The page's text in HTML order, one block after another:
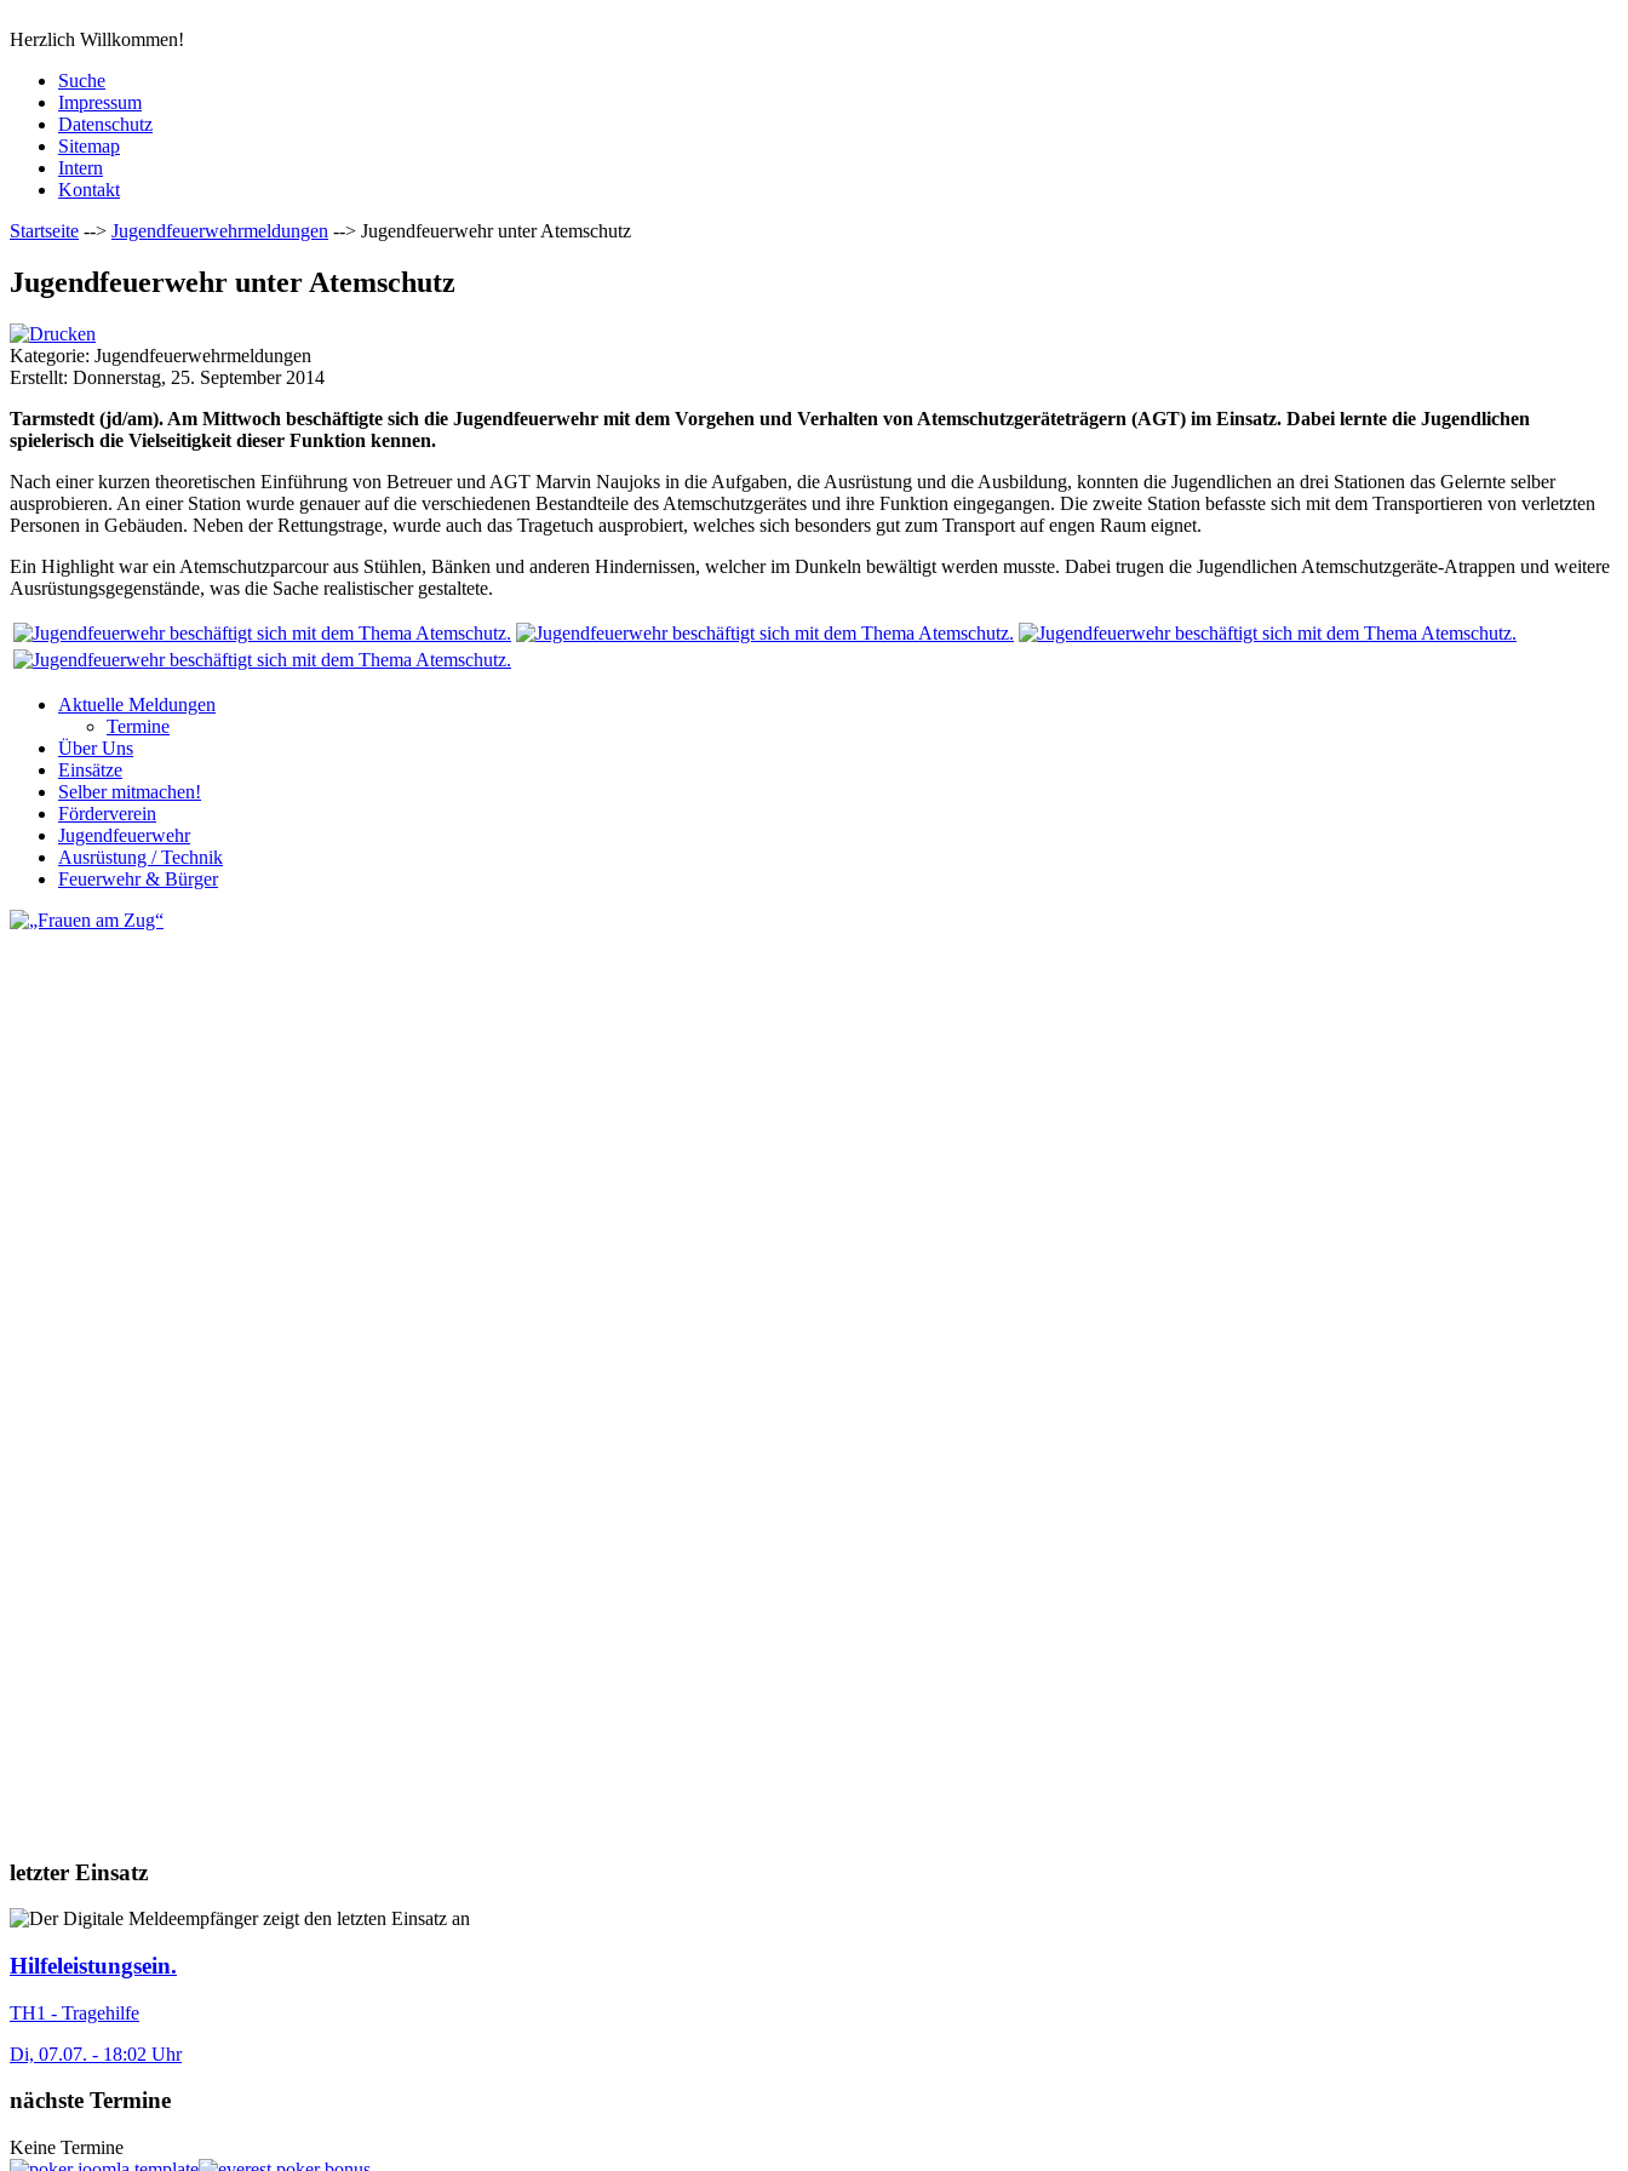
Herzlich Willkommen!
Suche
Impressum
Datenschutz
Sitemap
Intern
Kontakt
Startseite --> Jugendfeuerwehrmeldungen --> Jugendfeuerwehr unter Atemschutz
Jugendfeuerwehr unter Atemschutz
Kategorie: Jugendfeuerwehrmeldungen
Erstellt: Donnerstag, 25. September 2014
Tarmstedt (jd/am). Am Mittwoch beschäftigte sich die Jugendfeuerwehr mit dem Vorgehen und Verhalten von Atemschutzgeräteträgern (AGT) im Einsatz. Dabei lernte die Jugendlichen
spielerisch die Vielseitigkeit dieser Funktion kennen.
Nach einer kurzen theoretischen Einführung von Betreuer und AGT Marvin Naujoks in die Aufgaben, die Ausrüstung und die Ausbildung, konnten die Jugendlichen an drei Stationen das Gelernte selber
ausprobieren. An einer Station wurde genauer auf die verschiedenen Bestandteile des Atemschutzgerätes und ihre Funktion eingegangen. Die zweite Station befasste sich mit dem Transportieren von verletzten
Personen in Gebäuden. Neben der Rettungstrage, wurde auch das Tragetuch ausprobiert, welches sich besonders gut zum Transport auf engen Raum eignet.
Ein Highlight war ein Atemschutzparcour aus Stühlen, Bänken und anderen Hindernissen, welcher im Dunkeln bewältigt werden musste. Dabei trugen die Jugendlichen Atemschutzgeräte-Atrappen und weitere
Ausrüstungsgegenstände, was die Sache realistischer gestaltete.
Aktuelle Meldungen
Termine
Über Uns
Einsätze
Selber mitmachen!
Förderverein
Jugendfeuerwehr
Ausrüstung / Technik
Feuerwehr & Bürger
letzter Einsatz
Hilfeleistungsein.
TH1 - Tragehilfe
Di, 07.07. - 18:02 Uhr
nächste Termine
Keine Termine